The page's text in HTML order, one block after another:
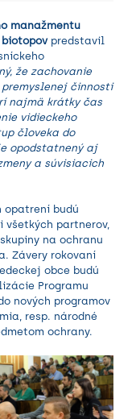
manažmentu
predstavil
že zachovanie
činnosti
najmä krátky čas
vidieckeho
človeka do
opodstatnený aj
a súvisiacich
budú
partnerov,
na ochranu
Závery rokovaní
obce budú
Programu
nových programov
resp. národné
ochrany.